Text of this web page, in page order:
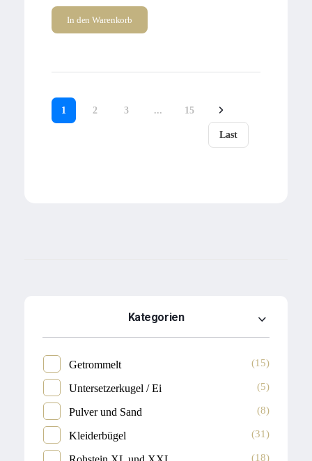
In den Warenkorb
1 2 3 ... 15
Last
Kategorien
Getrommelt (15)
Untersetzerkugel / Ei (5)
Pulver und Sand (8)
Kleiderbügel (31)
(18)